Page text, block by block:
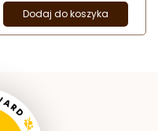
Dodaj do koszyka